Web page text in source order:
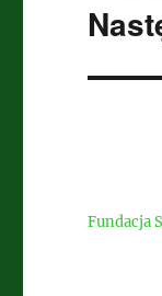
Następny
Fundacja